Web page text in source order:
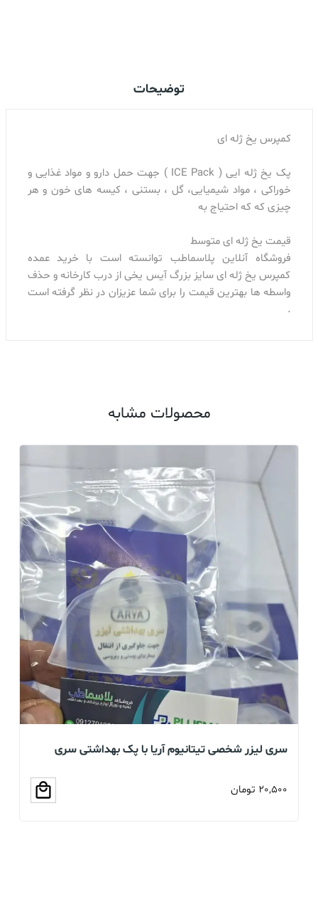
توضیحات
کمپرس یخ ژله ای
پک یخ ژله ایی ( ICE Pack ) جهت حمل دارو و مواد غذایی و
خوراکی ، مواد شیمیایی، گل ، بستنی ، کیسه های خون و هر
چیزی که که احتیاج به
قیمت یخ ژله ای متوسط
فروشگاه آنلاین پلاسماطب توانسته است با خرید عمده
کمپرس یخ ژله ای سایز بزرگ آیس یخی از درب کارخانه و حذف
واسطه ها بهترین قیمت را برای شما عزیزان در نظر گرفته است
.
محصولات مشابه
سری لیزر شخصی تیتانیوم آریا با پک بهداشتی سری
20,500 تومان